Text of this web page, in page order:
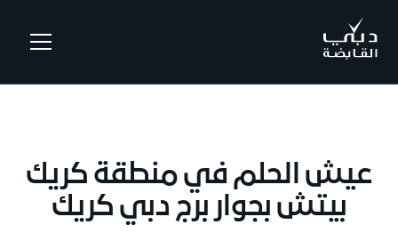
عيش الحلم في منطقة كريك
بيتش بجوار برج دبي كريك